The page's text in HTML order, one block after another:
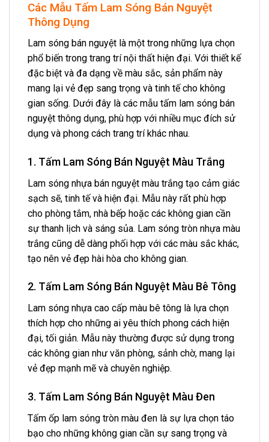
Các Mẫu Tấm Lam Sóng Bán Nguyệt
Thông Dụng
Lam sóng bán nguyệt là một trong những lựa chọn
phổ biến trong trang trí nội thất hiện đại. Với thiết kế
đặc biệt và đa dạng về màu sắc, sản phẩm này
mang lại vẻ đẹp sang trọng và tinh tế cho không
gian sống. Dưới đây là các mẫu tấm lam sóng bán
nguyệt thông dụng, phù hợp với nhiều mục đích sử
dụng và phong cách trang trí khác nhau.
1. Tấm Lam Sóng Bán Nguyệt Màu Trắng
Lam sóng nhựa bán nguyệt màu trắng tạo cảm giác
sạch sẽ, tinh tế và hiện đại. Mẫu này rất phù hợp
cho phòng tắm, nhà bếp hoặc các không gian cần
sự thanh lịch và sáng sủa. Lam sóng tròn nhựa màu
trắng cũng dễ dàng phối hợp với các màu sắc khác,
tạo nên vẻ đẹp hài hòa cho không gian.
2. Tấm Lam Sóng Bán Nguyệt Màu Bê Tông
Lam sóng nhựa cao cấp màu bê tông là lựa chọn
thích hợp cho những ai yêu thích phong cách hiện
đại, tối giản. Mẫu này thường được sử dụng trong
các không gian như văn phòng, sảnh chờ, mang lại
vẻ đẹp mạnh mẽ và chuyên nghiệp.
3. Tấm Lam Sóng Bán Nguyệt Màu Đen
Tấm ốp lam sóng tròn màu đen là sự lựa chọn táo
bạo cho những không gian cần sự sang trọng và